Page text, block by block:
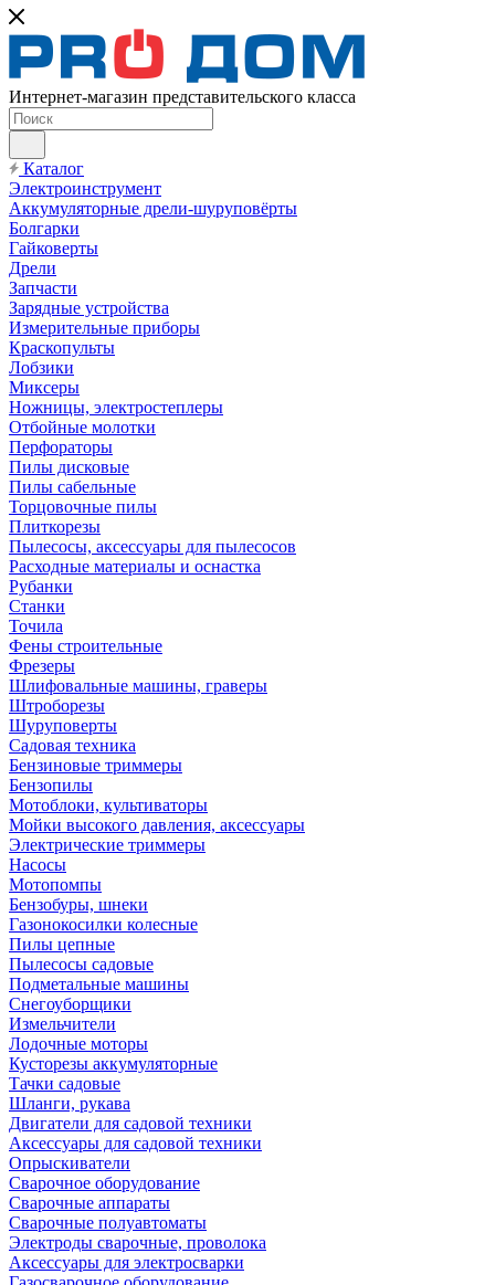
Интернет-магазин представительского класса
Каталог
Электроинструмент
Аккумуляторные дрели-шуруповёрты
Болгарки
Гайковерты
Дрели
Запчасти
Зарядные устройства
Измерительные приборы
Краскопульты
Лобзики
Миксеры
Ножницы, электростеплеры
Отбойные молотки
Перфораторы
Пилы дисковые
Пилы сабельные
Торцовочные пилы
Плиткорезы
Пылесосы, аксессуары для пылесосов
Расходные материалы и оснастка
Рубанки
Станки
Точила
Фены строительные
Фрезеры
Шлифовальные машины, граверы
Штроборезы
Шуруповерты
Садовая техника
Бензиновые триммеры
Бензопилы
Мотоблоки, культиваторы
Мойки высокого давления, аксессуары
Электрические триммеры
Насосы
Мотопомпы
Бензобуры, шнеки
Газонокосилки колесные
Пилы цепные
Пылесосы садовые
Подметальные машины
Снегоуборщики
Измельчители
Лодочные моторы
Кусторезы аккумуляторные
Тачки садовые
Шланги, рукава
Двигатели для садовой техники
Аксессуары для садовой техники
Опрыскиватели
Сварочное оборудование
Сварочные аппараты
Сварочные полуавтоматы
Электроды сварочные, проволока
Аксессуары для электросварки